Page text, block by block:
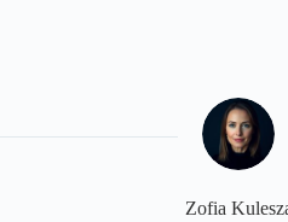
Zofia